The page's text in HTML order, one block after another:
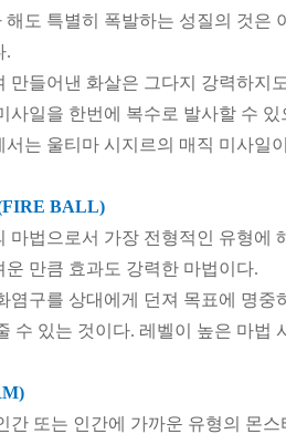
해도 특별히 폭발하는 성질의 것은
.
만들어낸 화살은 그다지 강력하지
사일을 한번에 복수로 발사할 수
서는 울티마 시지르의 매직 미사일
BALL)
마법으로서 가장 전형적인 유형에
운 만큼 효과도 강력한 마법이다.
염구를 상대에게 던져 목표에 명
수 있는 것이다. 레벨이 높은 마법
간 또는 인간에 가까운 유형의 몬